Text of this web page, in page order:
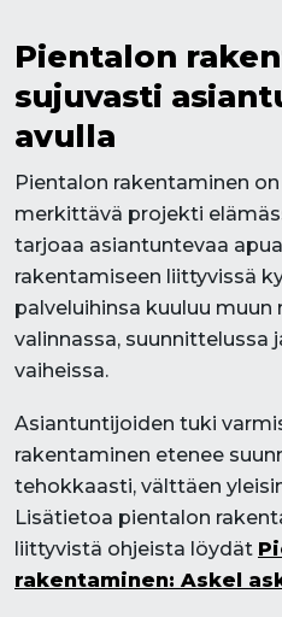
Pientalon
sujuvasti
avulla
Pientalon rakentaminen
merkittävä projekti
tarjoaa asiantuntevaa
rakentamiseen liittyvissä
palveluihinsa kuuluu
valinnassa, suunnittelussa
vaiheissa.
Asiantuntijoiden tuki
rakentaminen etenee
tehokkaasti, välttäen
Lisätietoa pientalon
liittyvistä ohjeista löydät
rakentaminen: Askel